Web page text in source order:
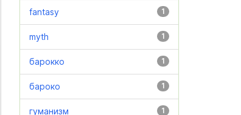
1
fantasy
1
myth
1
барокко
1
бароко
1
гуманизм